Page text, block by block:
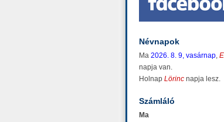
Névnapok
Ma 2026. 8. 9, vasárnap,
napja van.
Holnap Lörinc napja lesz.
Számláló
Ma